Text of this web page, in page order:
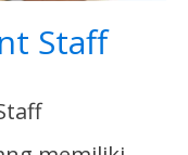
Staff